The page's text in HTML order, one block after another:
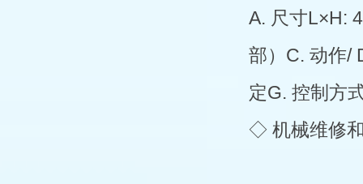
A. 尺寸L×H:
部）C. 动作/
定G. 控制方
◇ 机械维修